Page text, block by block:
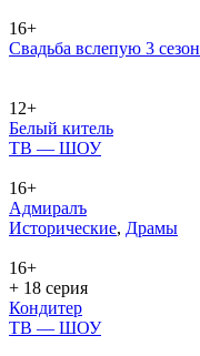
16+
Свадьба вслепую 3 сезон
12+
Белый китель
ТВ — ШОУ
16+
Адмиралъ
Ис­то­ри­че­ские, Дра­мы
16+
+ 18 серия
Кондитер
ТВ — ШОУ